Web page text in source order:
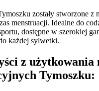
zostały stworzone z
menstruacji. Idealne do
dostępne w szerokiej
każdej sylwetki.
z użytkowania
Tymoszku: